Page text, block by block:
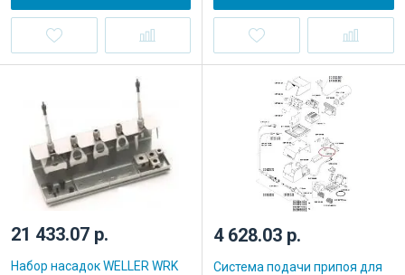
21 433.07 р.
Набор насадок WELLER WRK
4 628.03 р.
Система подачи припоя для